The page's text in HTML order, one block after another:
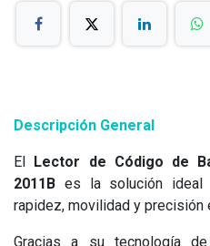
Descripción General
El Lector de Código de
2011B es la solución ideal
rapidez, movilidad y precisión
Gracias a su tecnología